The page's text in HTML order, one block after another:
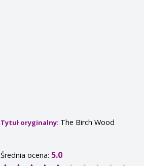
Tytuł oryginalny: The Birch Wood
Średnia ocena: 5.0